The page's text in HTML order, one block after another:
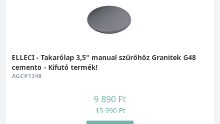
ELLECI - Takarólap 3,5" manual szűrőhöz Granitek G48
cemento - Kifutó termék!
AGCP1248
9 890 Ft
15 990 Ft